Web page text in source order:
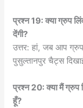
प्रश्न 19: क्या ग्रुप
देंगी?
उत्तर: हां, जब आप
पुसुल्तानपुर चैट्स
प्रश्न 20: क्या मैं ग्रुप
हूँ?